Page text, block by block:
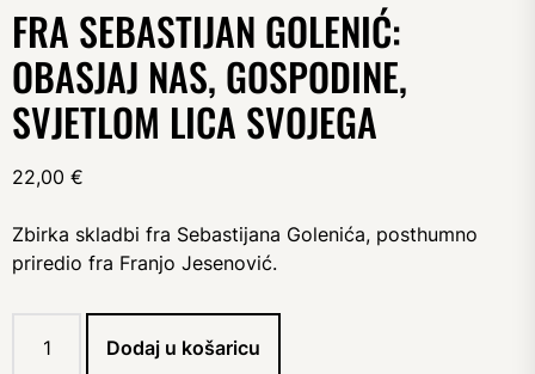
FRA SEBASTIJAN GOLENIĆ:
OBASJAJ NAS, GOSPODINE,
SVJETLOM LICA SVOJEGA
22,00 €
Zbirka skladbi fra Sebastijana Golenića, posthumno
priredio fra Franjo Jesenović.
Sebastijan
Dodaj u košaricu